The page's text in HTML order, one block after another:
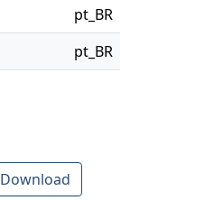
pt_BR
pt_BR
Download